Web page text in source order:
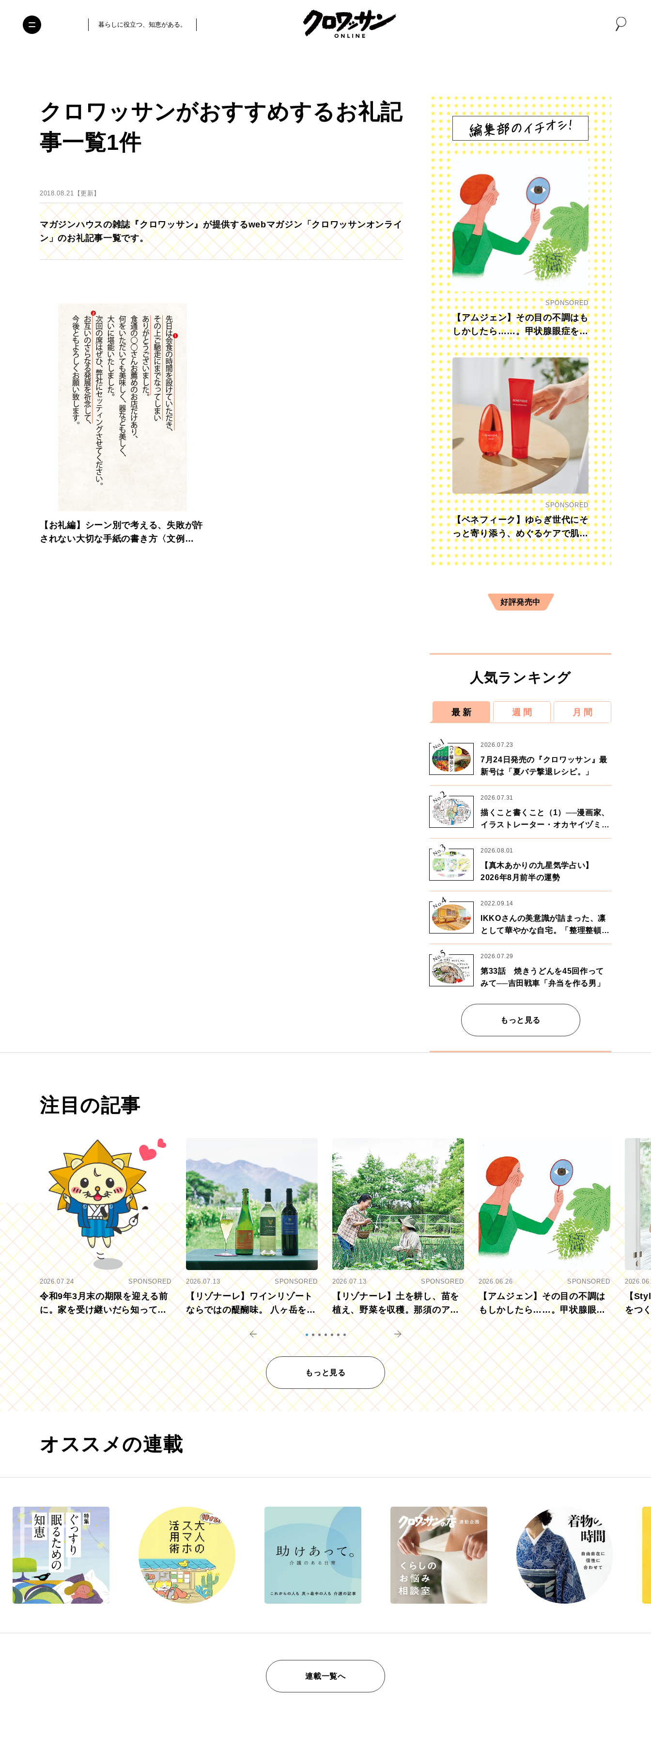
暮らしに役立つ、知恵がある。
クロワッサンがおすすめするお礼記
事一覧1件
2018.08.21【更新】
マガジンハウスの雑誌『クロワッサン』が提供するwebマガジン「クロワッサンオンライ
ン」のお礼記事一覧です。
【お礼編】シーン別で考える、失敗が許
されない大切な手紙の書き方〈文例
SPONSORED
【アムジェン】その目の不調はも
しかしたら……。甲状腺眼症を知
っていますか？
SPONSORED
【ベネフィーク】ゆらぎ世代にそ
っと寄り添う、めぐるケアで肌も
心も前向きに
好評発売中
人気ランキング
最 新 週 間 月 間
No.
1 2026.07.23
7月24日発売の『クロワッサン』最
新号は「夏バテ撃退レシピ。」
No.2 2026.07.31
描くこと書くこと（1）──漫画家、
イラストレーター・オカヤイヅミさ
ん×漫画家・鶴谷香央理さん
No.
3 2026.08.01
【真木あかりの九星気学占い】
2026年8月前半の運勢
No.
4 2022.09.14
IKKOさんの美意識が詰まった、凛
として華やかな自宅。「整理整頓は
心のリズムが乱されないための作
業」。
No.
5 2026.07.29
第33話 焼きうどんを45回作って
みて──吉田戦車「弁当を作る男」
もっと見る
注目の記事
2026.07.24 SPONSORED
令和9年3月末の期限を迎える前
に。家を受け継いだら知ってお
きたい「相続登記の義務化」
2026.07.13 SPONSORED
【リゾナーレ】ワインリゾート
ならではの醍醐味。 八ヶ岳を望
むブドウ畑でアペロ
2026.07.13 SPONSORED
【リゾナーレ】土を耕し、苗を
植え、野菜を収穫。那須のアグ
リツーリズモを体験
2026.06.26 SPONSORED
【アムジェン】その目の不調は
もしかしたら……。甲状腺眼症
を知っていますか？
【
をつ
もっと見る
オススメの連載
連載一覧へ